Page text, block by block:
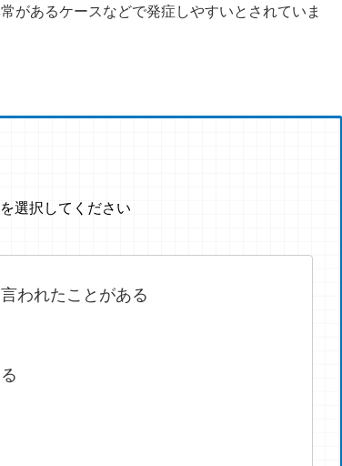
があるケースなどで発症しやすいとされていま
選択してください
われたことがある